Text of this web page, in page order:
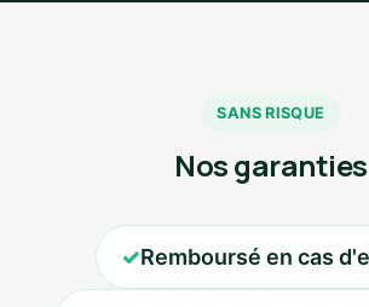
SANS RISQUE
Nos garanties
✓Remboursé en cas